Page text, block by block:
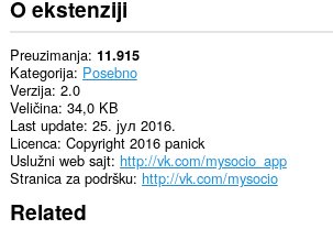
O ekstenziji
Preuzimanja 11.915
Kategorija Posebno
Verzija 2.0
Veličina 34,0 KB
Last update 25. јул 2016.
Licenca Copyright 2016 panick
Uslužni web sajt http://vk.com/mysocio_app
Stranica za podršku http://vk.com/mysocio
Related